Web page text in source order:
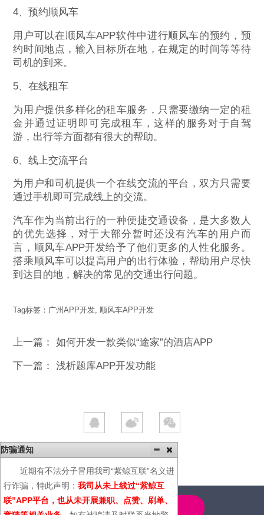
4、预约顺风车
用户可以在顺风车APP软件中进行顺风车的预约，预
约时间地点，输入目标所在地，在规定的时间等等待
司机的到来。
5、在线租车
为用户提供多样化的租车服务，只需要缴纳一定的租
金并通过证明即可完成租车，这样的服务对于自驾
游，出行等方面都有很大的帮助。
6、线上交流平台
为用户和司机提供一个在线交流的平台，双方只需要
通过手机即可完成线上的交流。
汽车作为当前出行的一种便捷交通设备，是大多数人
的优先选择，对于大部分暂时还没有汽车的用户而
言，顺风车APP开发给予了他们更多的人性化服务。
搭乘顺风车可以提高用户的出行体验，帮助用户尽快
到达目的地，解决的常见的交通出行问题。
Tag标签： 广州APP开发, 顺风车APP开发
上一篇：如何开发一款类似“途家”的酒店APP
下一篇：浅析题库APP开发功能
4000-600-366
防骗通知
近期有不法分子冒用我司“紫鲸互联”名义进
行诈骗，特此声明： 我司从未上线过“紫鲸互
联”APP平台，也从未开展兼职、点赞、刷单、